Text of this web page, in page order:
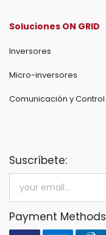
Soluciones ON GRID
Inversores
Micro-inversores
Comunicación y Control
Suscríbete:
Payment Methods